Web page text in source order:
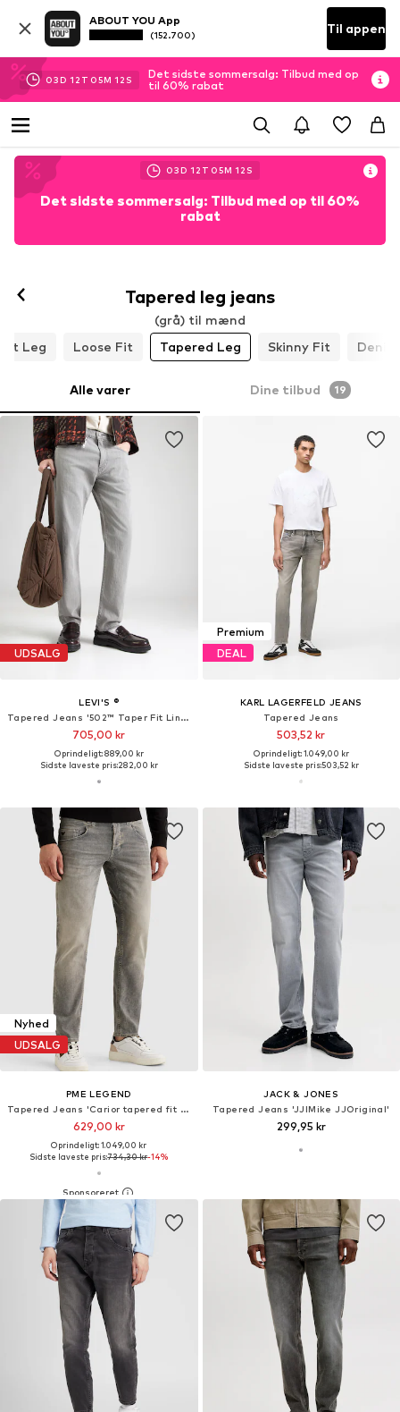
ABOUT YOU App
(152.700) Til appen
03D 12 T 05M 10 S
Det sidste sommersalg: Tilbud med op
til 60% rabat
03D 12 T 05M 10 S
Det sidste sommersalg: Tilbud med op til 60%
rabat
Tapered leg jeans
(grå) til mænd
Leg
Loose Fit Tapered Leg Skinny Fit
Alle varer Dine tilbud 19
UDSALG
LEVI'S ®
Tapered Jeans '502™ Taper Fit Linen+ Denim Men's Jeans'
705,00 kr
Oprindeligt: 889,00 kr
Sidste laveste pris:282,00 kr
Premium
DEAL
KARL LAGERFELD JEANS
Tapered Jeans
503,52 kr
Oprindeligt: 1.049,00 kr
Sidste laveste pris:503,52 kr
Nyhed
UDSALG
PME LEGEND
Tapered Jeans 'Carior tapered fit jeans'
629,00 kr
Oprindeligt: 1.049,00 kr
Sidste laveste pris:734,30 kr-14%
JACK & JONES
Tapered Jeans 'JJIMike JJOriginal'
299,95 kr